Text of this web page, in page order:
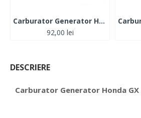
Carburator Generator Honda GX 110-120
92,00 lei
DESCRIERE
Carburator Generator Honda GX